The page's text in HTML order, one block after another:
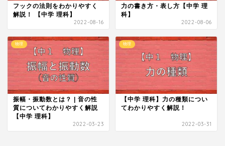
フックの法則をわかりやすく
解説！ 【中学 理科】
2022-08-16
力の書き方・表し方【中学 理
科】
2022-08-06
物理
振幅・振動数とは？ | 音の性
質についてわかりやすく解説
【中学 理科】
2022-03-23
物理
【中学 理科】力の種類につい
てわかりやすく解説！
2022-03-31